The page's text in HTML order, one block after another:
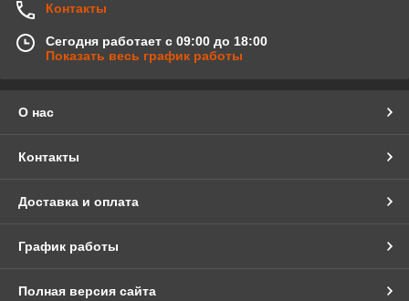
Контакты
Сегодня работает с 09:00 до 18:00
Показать весь график работы
О нас
Контакты
Доставка и оплата
График работы
Полная версия сайта